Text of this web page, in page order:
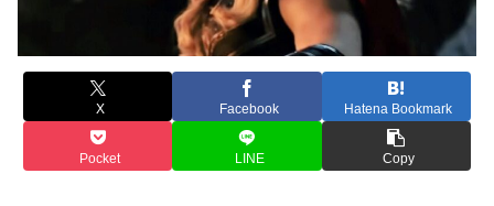
X Facebook Hatena Bookmark
Pocket LINE Copy